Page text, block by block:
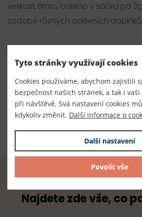
velikost 8mm, baleno v sáčku po
ozdobě různých oděvních
Parametry
300003/714
Dodavatel
TKACZIK s.r.o.
Najdete zde vše, co
Tyto stránky využívají cookies
Cookies používáme, abychom zajistili
bezpečnost našich stránek, a tak i
při návštěvě. Svá nastavení cookies
kdykoliv změnit. Další informace o
Další nastavení
Povolit vše